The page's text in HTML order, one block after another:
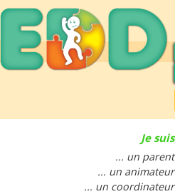
Je suis
... un parent
... un animateur
... un coordinateur